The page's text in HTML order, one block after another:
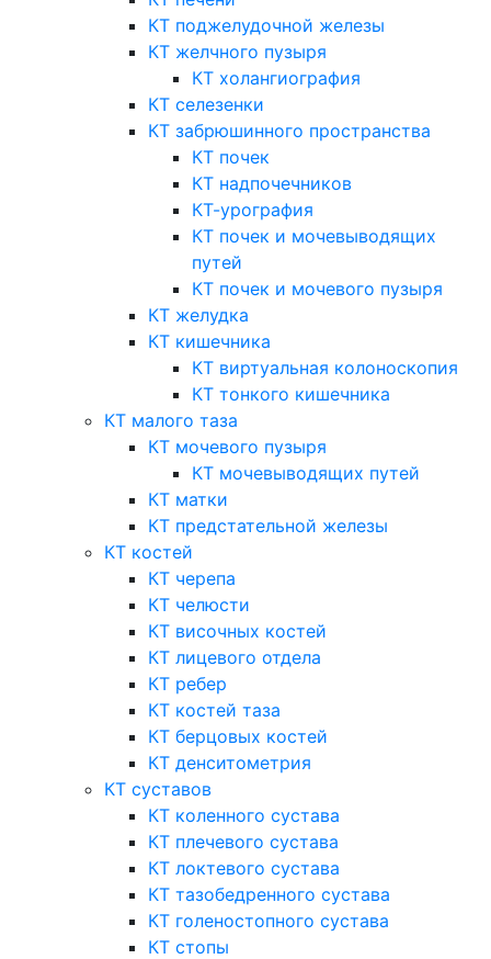
КТ поджелудочной железы
КТ желчного пузыря
КТ холангиография
КТ селезенки
КТ забрюшинного пространства
КТ почек
КТ надпочечников
КТ-урография
КТ почек и мочевыводящих
путей
КТ почек и мочевого пузыря
КТ желудка
КТ кишечника
КТ виртуальная колоноскопия
КТ тонкого кишечника
КТ малого таза
КТ мочевого пузыря
КТ мочевыводящих путей
КТ матки
КТ предстательной железы
КТ костей
КТ черепа
КТ челюсти
КТ височных костей
КТ лицевого отдела
КТ ребер
КТ костей таза
КТ берцовых костей
КТ денситометрия
КТ суставов
КТ коленного сустава
КТ плечевого сустава
КТ локтевого сустава
КТ тазобедренного сустава
КТ голеностопного сустава
КТ стопы